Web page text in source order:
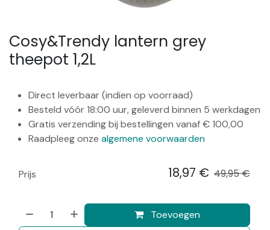
Cosy&Trendy lantern grey
theepot 1,2L
Direct leverbaar (indien op voorraad)
Besteld vóór 18:00 uur, geleverd binnen 5 werkdagen
Gratis verzending bij bestellingen vanaf € 100,00
Raadpleeg onze algemene voorwaarden
Toevoegen
Prijs 18,97 € 49,95€